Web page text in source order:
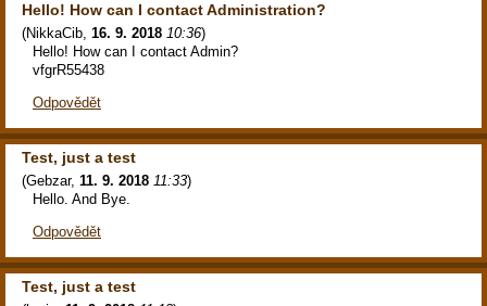
Hello! How can I contact Administration?
(NikkaCib, 16. 9. 2018 10:36)
Hello! How can I contact Admin?
vfgrR55438
Odpovědět
Test, just a test
(Gebzar, 11. 9. 2018 11:33)
Hello. And Bye.
Odpovědět
Test, just a test